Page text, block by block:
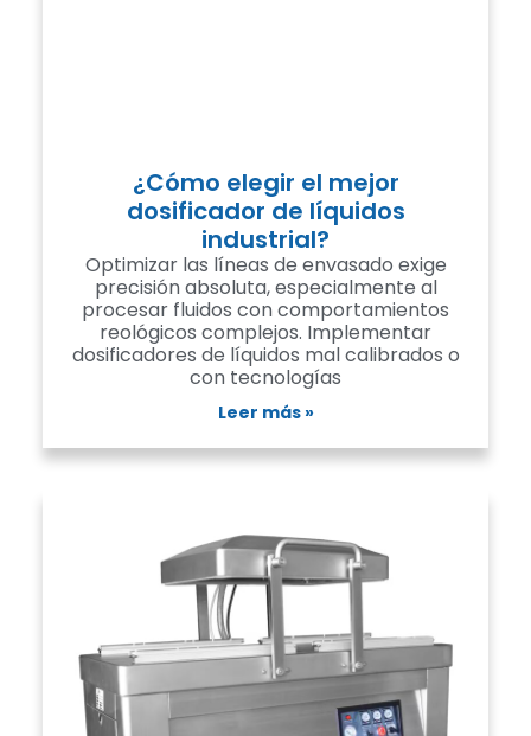
¿Cómo elegir el mejor
dosificador de líquidos
industrial?
Optimizar las líneas de envasado exige
precisión absoluta, especialmente al
procesar fluidos con comportamientos
reológicos complejos. Implementar
dosificadores de líquidos mal calibrados o
con tecnologías
Leer más »